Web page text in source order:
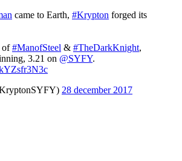
came to Earth, #Krypton forged its
of#ManofSteel & #TheDarkKnight,
3.21 on @SYFY.
28 december 2017